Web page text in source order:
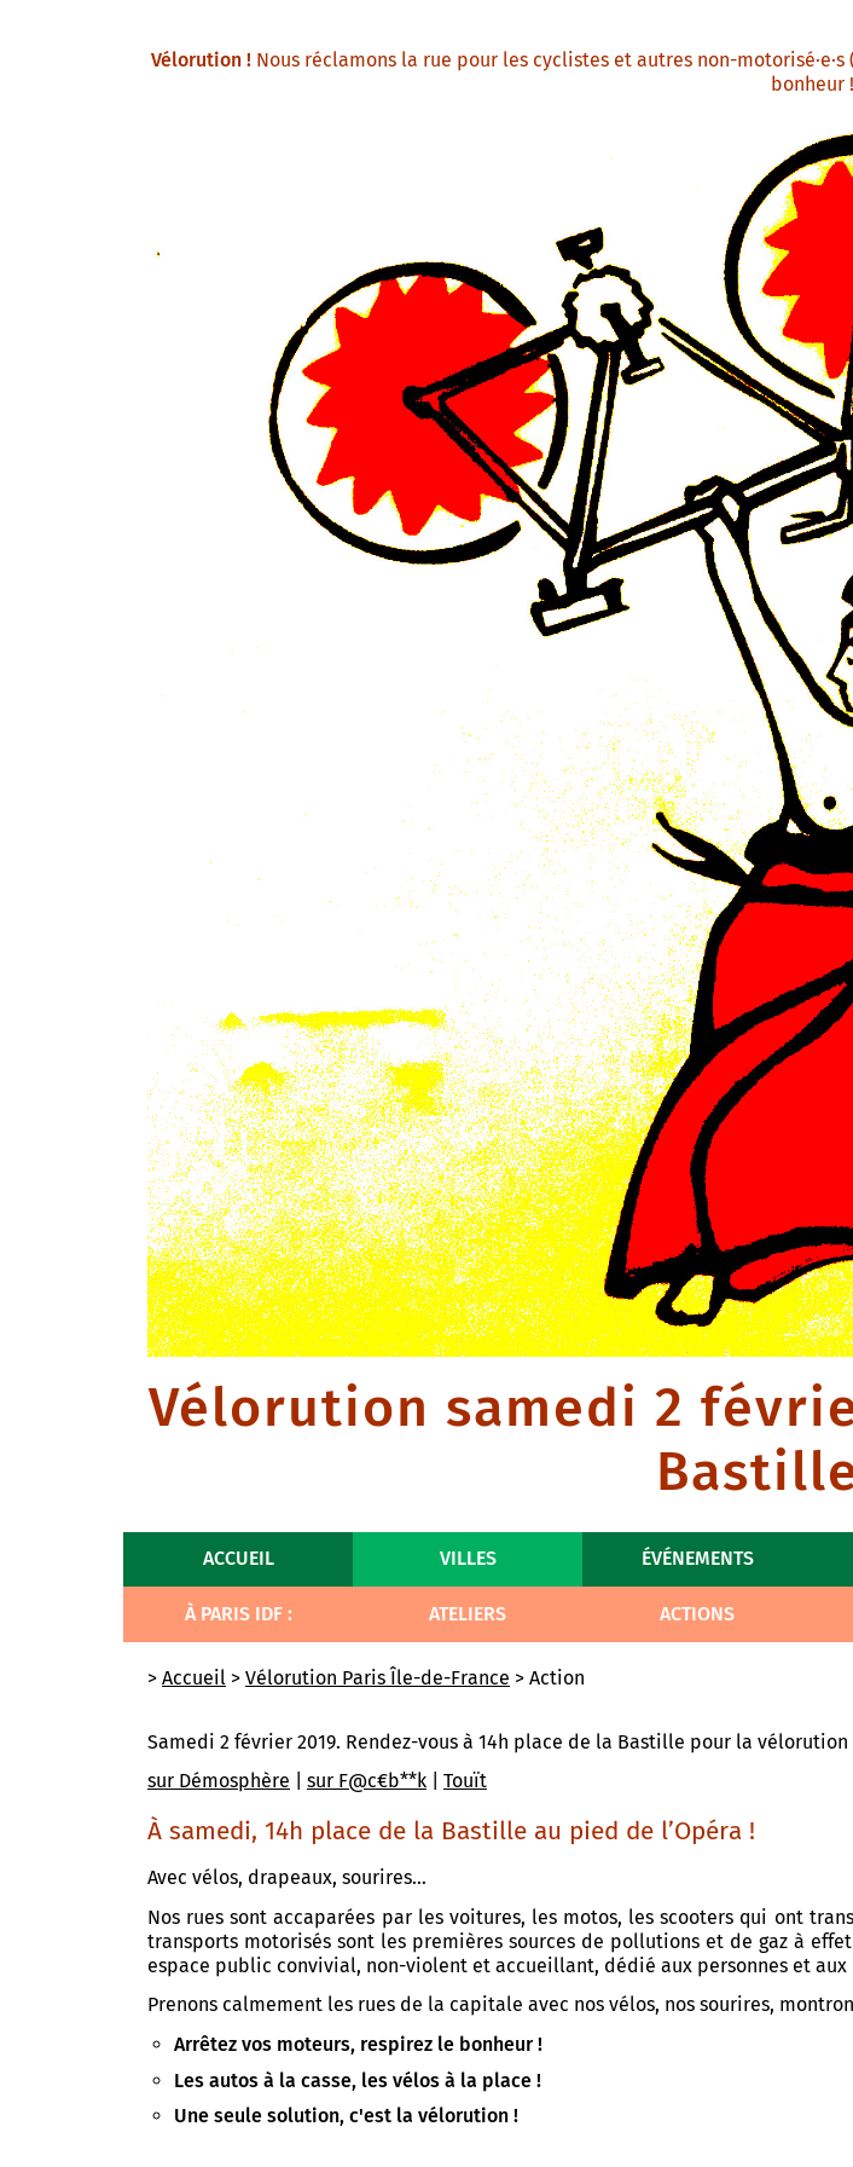
Vélorution !Nous réclamons la rue pour les cyclistes et autres non-
bonheur !
Vélorution samedi 2
ACCUEIL VILLES ÉVÉNEMENTS
À PARIS IDF : ATELIERS ACTIONS
> Accueil > Vélorution Paris Île-de-France > Action
Samedi 2 février 2019. Rendez-vous à 14h place de la Bastille pour la
sur Démosphère
sur F@c€b**k Touït
À samedi, 14h place de la Bastille au pied de l’Opéra !
Avec vélos, drapeaux, sourires…
Nos rues sont accaparées par les voitures, les motos, les scooters qui ont
transports motorisés sont les premières sources de pollutions et de gaz à
espace public convivial, non-violent et accueillant, dédié aux personnes et
Prenons calmement les rues de la capitale avec nos vélos, nos sourires,
Arrêtez vos moteurs, respirez le bonheur !
Les autos à la casse, les vélos à la place !
Une seule solution, c'est la vélorution !